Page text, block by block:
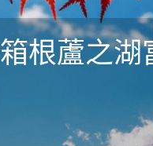
箱根蘆之湖